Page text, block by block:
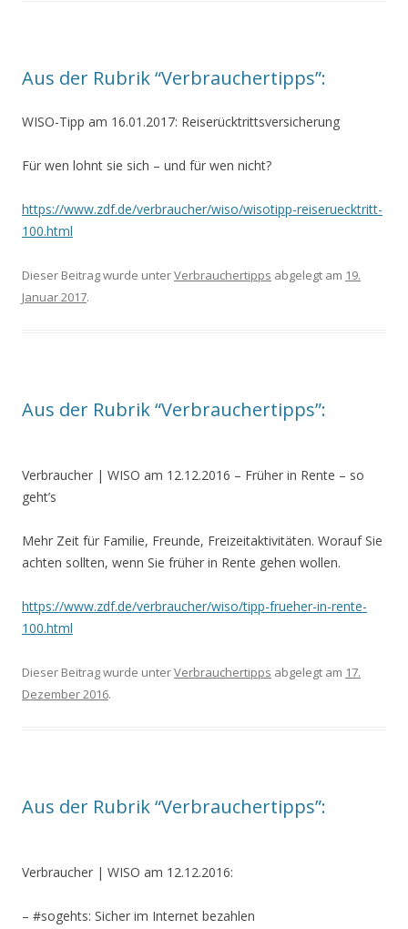
Aus der Rubrik “Verbrauchertipps”:
WISO-Tipp am 16.01.2017: Reiserücktrittsversicherung
Für wen lohnt sie sich – und für wen nicht?
https://www.zdf.de/verbraucher/wiso/wisotipp-reiseruecktritt-
100.html
Dieser Beitrag wurde unterVerbrauchertipps abgelegt am 19.
Januar 2017.
Aus der Rubrik “Verbrauchertipps”:
Verbraucher | WISO am 12.12.2016 – Früher in Rente – so
geht’s
Mehr Zeit für Familie, Freunde, Freizeitaktivitäten. Worauf Sie
achten sollten, wenn Sie früher in Rente gehen wollen.
https://www.zdf.de/verbraucher/wiso/tipp-frueher-in-rente-
100.html
Dieser Beitrag wurde unterVerbrauchertipps abgelegt am 17.
Dezember 2016.
Aus der Rubrik “Verbrauchertipps”:
Verbraucher | WISO am 12.12.2016:
– #sogehts: Sicher im Internet bezahlen